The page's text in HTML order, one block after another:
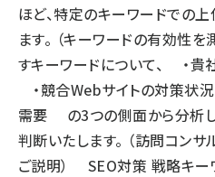
ほど、特定のキーワードでの
ます。 （キーワードの有効
すキーワードについて、 ・貴
・競合Webサイトの対策
需要 の3つの側面から分析し
判断いたします。 （訪問コン
ご説明） SEO対策 戦略キー